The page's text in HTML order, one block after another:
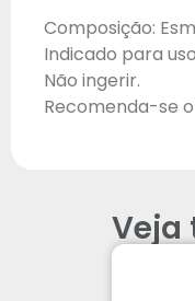
Composição:
Indicado para
Não ingerir.
Recomenda-se
Veja